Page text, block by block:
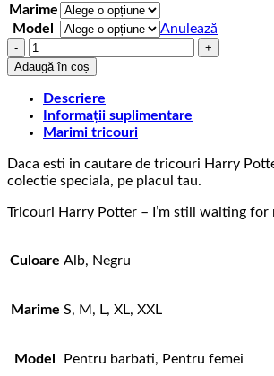
Marime
Model
Anulează
Cantitate
Tricou
Harry
Potter
Letter
Adaugă în coș
Descriere
Informații suplimentare
Marimi tricouri
Daca esti in cautare de tricouri Harry
colectie speciala, pe placul tau.
Tricouri Harry Potter – I’m still waiting for
Culoare Alb, Negru
Marime S, M, L, XL, XXL
Model Pentru barbati, Pentru femei